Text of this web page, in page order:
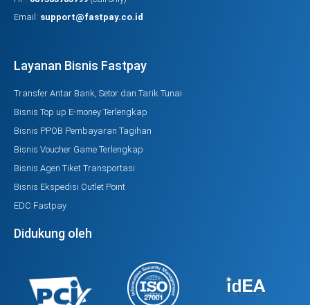
Email: support@fastpay.co.id
Layanan Bisnis Fastpay
Transfer Antar Bank, Setor dan Tarik Tunai
Bisnis Top up E-money Terlengkap
Bisnis PPOB Pembayaran Tagihan
Bisnis Voucher Game Terlengkap
Bisnis Agen Tiket Transportasi
Bisnis Ekspedisi Outlet Point
EDC Fastpay
Didukung oleh